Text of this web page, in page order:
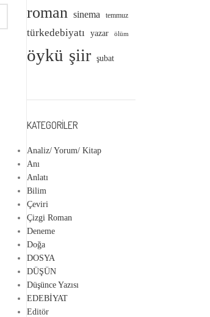
roman sinema temmuz
türkedebiyatı yazar ölüm
öykü şiir şubat
KATEGORILER
Analiz/ Yorum/ Kitap
Anı
Anlatı
Bilim
Çeviri
Çizgi Roman
Deneme
Doğa
DOSYA
DÜŞÜN
Düşünce Yazısı
EDEBİYAT
Editör